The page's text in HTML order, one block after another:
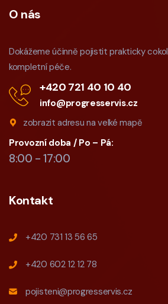
O nás
Dokážeme účinně pojistit prakticky
kompletní péče.
+420 721 40 10 40
info@progresservis.cz
zobrazit adresu na velké mapě
Provozní doba / Po – Pá:
8:00 - 17:00
Kontakt
+420 731 13 56 65
+420 602 12 12 78
pojisteni@progresservis.cz